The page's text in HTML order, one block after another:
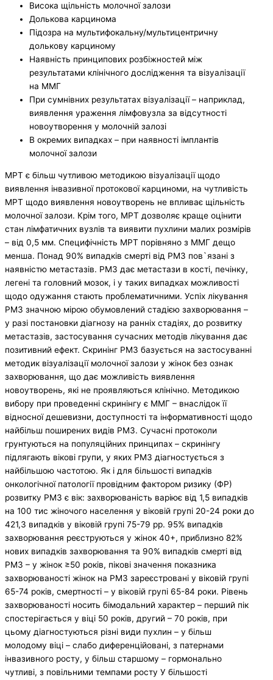
Висока щільність молочної залози
Долькова карцинома
Підозра на мультифокальну/мультицентричну
долькову карциному
Наявність принципових розбіжностей між
результатами клінічного дослідження та візуалізації
на ММГ
При сумнівних результатах візуалізації – наприклад,
виявлення ураження лімфовузла за відсутності
новоутворення у молочній залозі
В окремих випадках – при наявності імплантів
молочної залози
МРТ є більш чутливою методикою візуалізації щодо
виявлення інвазивної протокової карциноми, на чутливість
МРТ щодо виявлення новоутворень не впливає щільність
молочної залози. Крім того, МРТ дозволяє краще оцінити
стан лімфатичних вузлів та виявити пухлини малих розмірів
– від 0,5 мм. Специфічність МРТ порівняно з ММГ дещо
менша. Понад 90% випадків смерті від РМЗ пов`язані з
наявністю метастазів. РМЗ дає метастази в кості, печінку,
легені та головний мозок, і у таких випадках можливості
щодо одужання стають проблематичними. Успіх лікування
РМЗ значною мірою обумовлений стадією захворювання –
у разі постановки діагнозу на ранніх стадіях, до розвитку
метастазів, застосування сучасних методів лікування дає
позитивний ефект. Скринінг РМЗ базується на застосуванні
методик візуалізації молочної залози у жінок без ознак
захворювання, що дає можливість виявлення
новоутворень, які не проявляються клінічно. Методикою
вибору при проведенні скринінгу є ММГ – внаслідок її
відносної дешевизни, доступності та інформативності щодо
найбільш поширених видів РМЗ. Сучасні протоколи
грунтуються на популяційних принципах – скринінгу
підлягають вікові групи, у яких РМЗ діагностується з
найбільшою частотою. Як і для більшості випадків
онкологічної патології провідним фактором ризику (ФР)
розвитку РМЗ є вік: захворюваність варіює від 1,5 випадків
на 100 тис жіночого населення у віковій групі 20-24 роки до
421,3 випадків у віковій групі 75-79 рр. 95% випадків
захворювання реєструються у жінок 40+, приблизно 82%
нових випадків захворювання та 90% випадків смерті від
РМЗ – у жінок ≥50 років, пікові значення показника
захворюваності жінок на РМЗ зареєстровані у віковій групі
65-74 років, смертності – у віковій групі 65-84 роки. Рівень
захворюваності носить бімодальний характер – перший пік
спостерігається у віці 50 років, другий – 70 років, при
цьому діагностуються різні види пухлин – у більш
молодому віці – слабо диференційовані, з патернами
інвазивного росту, у більш старшому – гормонально
чутливі, з повільними темпами росту У більшості